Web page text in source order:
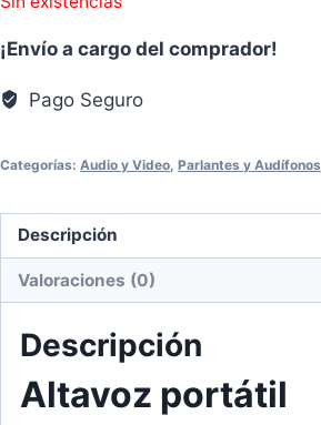
¡Envío a cargo del comprador!
Pago Seguro
Categorías: Audio y Video Parlantes y Audífonos
Descripción
Valoraciones (0)
Descripción
Altavoz portátil